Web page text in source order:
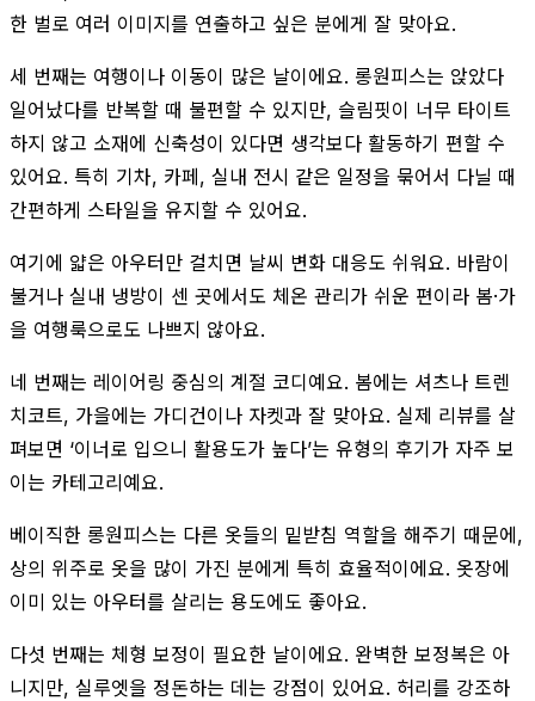
한 벌로 여러 이미지를 연출하고 싶은 분에게 잘 맞아요.
세 번째는 여행이나 이동이 많은 날이에요. 롱원피스는 앉았다
일어났다를 반복할 때 불편할 수 있지만, 슬림핏이 너무 타이트
하지 않고 소재에 신축성이 있다면 생각보다 활동하기 편할 수
있어요. 특히 기차, 카페, 실내 전시 같은 일정을 묶어서 다닐 때
간편하게 스타일을 유지할 수 있어요.
여기에 얇은 아우터만 걸치면 날씨 변화 대응도 쉬워요. 바람이
불거나 실내 냉방이 센 곳에서도 체온 관리가 쉬운 편이라 봄·가
을 여행룩으로도 나쁘지 않아요.
네 번째는 레이어링 중심의 계절 코디예요. 봄에는 셔츠나 트렌
치코트, 가을에는 가디건이나 자켓과 잘 맞아요. 실제 리뷰를 살
펴보면 ‘이너로 입으니 활용도가 높다’는 유형의 후기가 자주 보
이는 카테고리예요.
베이직한 롱원피스는 다른 옷들의 밑받침 역할을 해주기 때문에,
상의 위주로 옷을 많이 가진 분에게 특히 효율적이에요. 옷장에
이미 있는 아우터를 살리는 용도에도 좋아요.
다섯 번째는 체형 보정이 필요한 날이에요. 완벽한 보정복은 아
니지만, 실루엣을 정돈하는 데는 강점이 있어요. 허리를 강조하